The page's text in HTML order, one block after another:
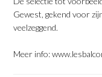
Gewest, gekend voor
veelzeggend.
Meer info: